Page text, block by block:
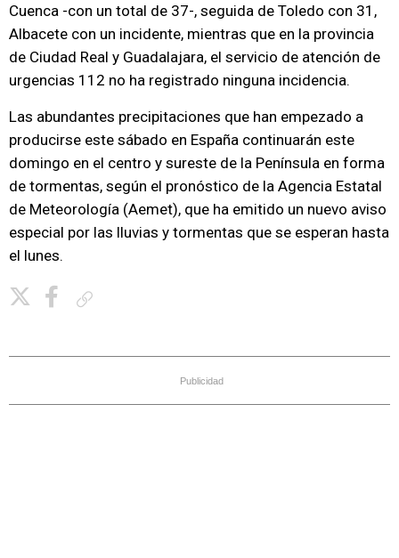
Cuenca -con un total de 37-, seguida de Toledo con 31,
Albacete con un incidente, mientras que en la provincia
de Ciudad Real y Guadalajara, el servicio de atención de
urgencias 112 no ha registrado ninguna incidencia.
Las abundantes precipitaciones que han empezado a
producirse este sábado en España continuarán este
domingo en el centro y sureste de la Península en forma
de tormentas, según el pronóstico de la Agencia Estatal
de Meteorología (Aemet), que ha emitido un nuevo aviso
especial por las lluvias y tormentas que se esperan hasta
el lunes.
Publicidad